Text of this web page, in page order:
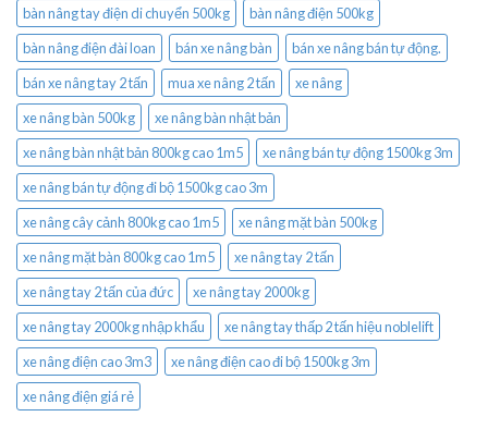
bàn nâng tay điện di chuyển 500kg
bàn nâng điện 500kg
bàn nâng điện đài loan
bán xe nâng bàn
bán xe nâng bán tự động.
bán xe nâng tay 2 tấn
mua xe nâng 2 tấn
xe nâng
xe nâng bàn 500kg
xe nâng bàn nhật bản
xe nâng bàn nhật bản 800kg cao 1m5
xe nâng bán tự động 1500kg 3m
xe nâng bán tự động đi bộ 1500kg cao 3m
xe nâng cây cảnh 800kg cao 1m5
xe nâng mặt bàn 500kg
xe nâng mặt bàn 800kg cao 1m5
xe nâng tay 2 tấn
xe nâng tay 2 tấn của đức
xe nâng tay 2000kg
xe nâng tay 2000kg nhập khẩu
xe nâng tay thấp 2 tấn hiệu noblelift
xe nâng điện cao 3m3
xe nâng điện cao đi bộ 1500kg 3m
xe nâng điện giá rẻ